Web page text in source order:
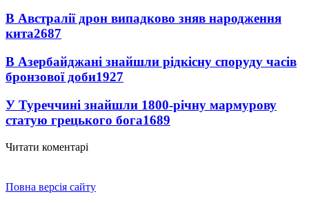
В Австралії дрон випадково зняв народження
кита2687
В Азербайджані знайшли рідкісну споруду часів
бронзової доби1927
У Туреччині знайшли 1800-річну мармурову
статую грецького бога1689
Читати коментарі
Повна версія сайту